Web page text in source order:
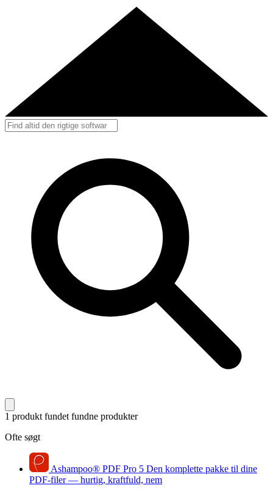
1 produkt fundet fundne produkter
Ofte søgt
Ashampoo® PDF Pro 5 Den komplette pakke til dine
PDF-filer — hurtig, kraftfuld, nem